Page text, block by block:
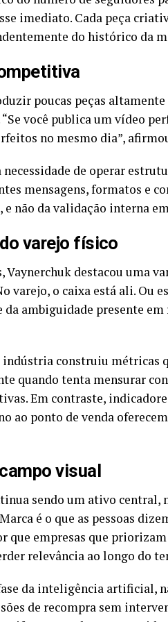
imediato. Cada peça
do histórico da
poucas peças
você publica um vídeo
no mesmo dia”,
de operar
mensagens, formatos e
não da validação interna
varejo físico
destacou uma
varejo, o caixa está ali. Ou
da ambiguidade presente
construiu métricas
quando tenta mensurar
Em contraste,
ao ponto de venda
visual
sendo um ativo central,
é o que as pessoas
que empresas que
relevância ao longo do
da inteligência artificial,
de recompra sem